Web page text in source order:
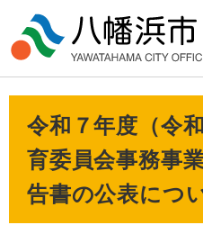
令和７年度（令
育委員会事務事
告書の公表につ